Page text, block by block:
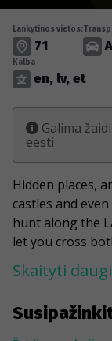
Lankytinos vietos:
71
Kalba
en, lv, et
Galima
eesti
Hidden places,
castles and
hunt along the
let you cross
the point
countries at the
You will meet
Family Guy and
Skaityti